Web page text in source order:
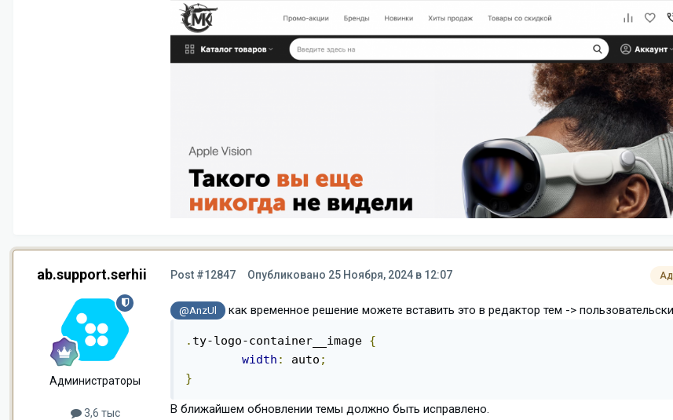
ab.support.serhii
Администраторы
3,6 тыс
Post #12847 Опубликовано 25 Ноября, 2024 в 12:07
@AnzUl как временное решение можете вставить это в редактор тем ->
. ty-logo-container__image {
width : auto ;
}
В ближайшем обновлении темы должно быть исправлено.